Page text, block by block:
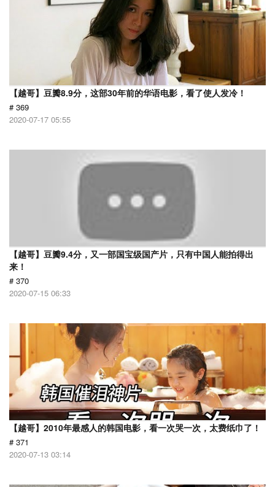
【越哥】豆瓣8.9分，这部30年前的华语电影，看了使人发冷！
# 369
2020-07-17 05:55
【越哥】豆瓣9.4分，又一部国宝级国产片，只有中国人能拍得出
来！
# 370
2020-07-15 06:33
【越哥】2010年最感人的韩国电影，看一次哭一次，太费纸巾了！
# 371
2020-07-13 03:14